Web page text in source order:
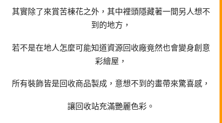
其實除了來賞苦棟花之外，其中裡頭隱藏著一間另人想不
到的地方，
若不是在地人怎麼可能知道資源回收廠竟然也會變身創意
彩繪屋，
所有裝飾皆是回收商品製成，意想不到的畫帶來驚喜感，
讓回收站充滿艷麗色彩。